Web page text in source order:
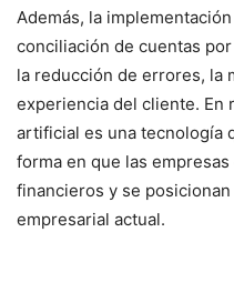
Además, la
conciliación de cuentas
la reducción de errores, la
experiencia del cliente. En
artificial es una tecnología
forma en que las
financieros y se
empresarial actual.